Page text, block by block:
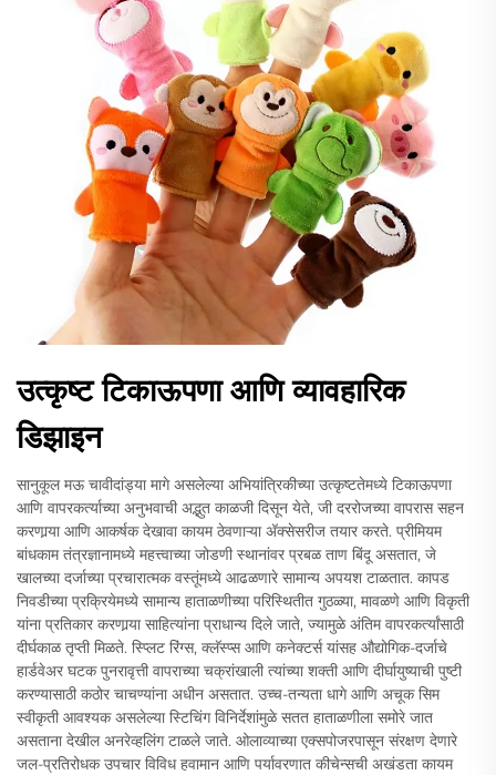
उत्कृष्ट टिकाऊपणा आणि व्यावहारिक
डिझाइन
सानुकूल मऊ चावीदांड्या मागे असलेल्या अभियांत्रिकीच्या उत्कृष्टतेमध्ये टिकाऊपणा
आणि वापरकर्त्याच्या अनुभवाची अद्भुत काळजी दिसून येते, जी दररोजच्या वापरास सहन
करणार्‍या आणि आकर्षक देखावा कायम ठेवणाऱ्या अ‍ॅक्सेसरीज तयार करते. प्रीमियम
बांधकाम तंत्रज्ञानामध्ये महत्त्वाच्या जोडणी स्थानांवर प्रबळ ताण बिंदू असतात, जे
खालच्या दर्जाच्या प्रचारात्मक वस्तूंमध्ये आढळणारे सामान्य अपयश टाळतात. कापड
निवडीच्या प्रक्रियेमध्ये सामान्य हाताळणीच्या परिस्थितीत गुठळ्या, मावळणे आणि विकृती
यांना प्रतिकार करणार्‍या साहित्यांना प्राधान्य दिले जाते, ज्यामुळे अंतिम वापरकर्त्यांसाठी
दीर्घकाळ तृप्ती मिळते. स्प्लिट रिंग्स, क्लॅस्प्स आणि कनेक्टर्स यांसह औद्योगिक-दर्जाचे
हार्डवेअर घटक पुनरावृत्ती वापराच्या चक्रांखाली त्यांच्या शक्ती आणि दीर्घायुष्याची पुष्टी
करण्यासाठी कठोर चाचण्यांना अधीन असतात. उच्च-तन्यता धागे आणि अचूक सिम
स्वीकृती आवश्यक असलेल्या स्टिचिंग विनिर्देशांमुळे सतत हाताळणीला समोरे जात
असताना देखील अनरेव्हलिंग टाळले जाते. ओलाव्याच्या एक्सपोजरपासून संरक्षण देणारे
जल-प्रतिरोधक उपचार विविध हवामान आणि पर्यावरणात कीचेन्सची अखंडता कायम